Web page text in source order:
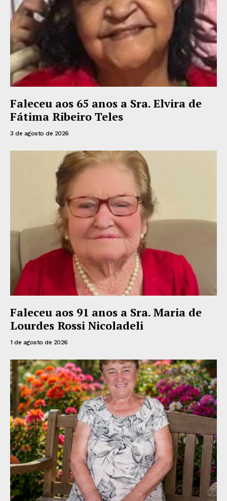
Faleceu aos 65 anos a Sra. Elvira de
Fátima Ribeiro Teles
3 de agosto de 2026
Faleceu aos 91 anos a Sra. Maria de
Lourdes Rossi Nicoladeli
1 de agosto de 2026